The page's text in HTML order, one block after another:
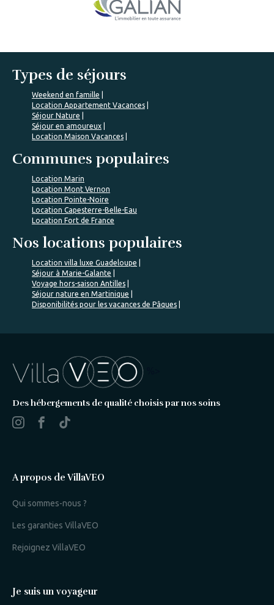
Types de séjours
Weekend en famille
Location Appartement Vacances
Séjour Nature
Séjour en amoureux
Location Maison Vacances
Communes populaires
Location Marin
Location Mont Vernon
Location Pointe-Noire
Location Capesterre-Belle-Eau
Location Fort de France
Nos locations populaires
Location villa luxe Guadeloupe
Séjour à Marie-Galante
Voyage hors-saison Antilles
Séjour nature en Martinique
Disponibilités pour les vacances de Pâques
Des hébergements de qualité choisis par nos soins
A propos de VillaVEO
Qui sommes-nous ?
Les garanties VillaVEO
Rejoignez VillaVEO
Je suis un voyageur